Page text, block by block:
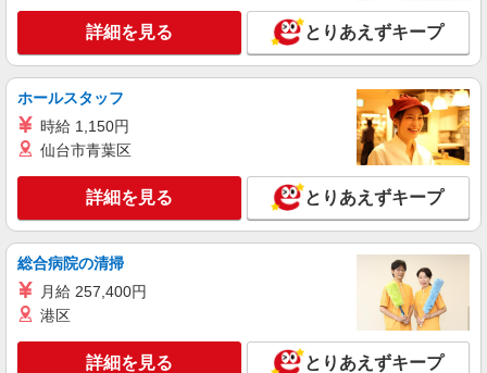
毎日通うのが楽しみになる＊ホテルのような美
しいサ高住のSTAFF
いわき市 ≪最寄駅≫いわき駅
詳細を見る
株式会社kotrio /●SD-H-1975397
いわき市｜シニア向けマンションでの生活サポ
ート・フロアの巡回
時給1350円〜2062円 ＜日払い有/週払い有/交
いわき市 ≪最寄駅≫いわき駅
詳細を見る とりあえずキープ
ホールスタッフ
時給 1,150円
仙台市青葉区
詳細を見る とりあえずキープ
総合病院の清掃
月給 257,400円
港区
詳細を見る とりあえずキープ